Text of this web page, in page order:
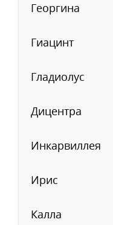
Георгина
Гиацинт
Гладиолус
Дицентра
Инкарвиллея
Ирис
Калла